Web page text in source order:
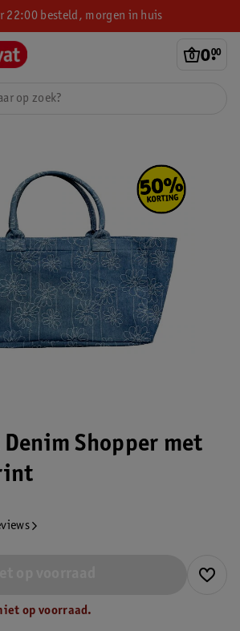
22:00 besteld, morgen in huis
0.
00
Shopper met
op voorraad.